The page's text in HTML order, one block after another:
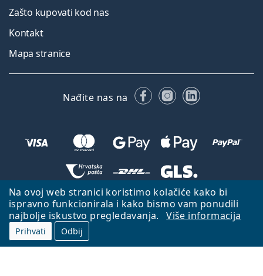
Na ovoj web stranici koristimo kolačiće kako bi
ispravno funkcionirala i kako bismo vam ponudili
najbolje iskustvo pregledavanja.
Više informacija
Prihvati Odbij
Zašto kupovati kod nas
Kontakt
Mapa stranice
Nađite nas na FacebookuInstagramu
LinkedIn
Natrag na početnu stranicu
Idi gore
Lentiamo.hr je u vlasništvu i upravljanju tvrtke Lentiamo s.r.o., Češka
Republika